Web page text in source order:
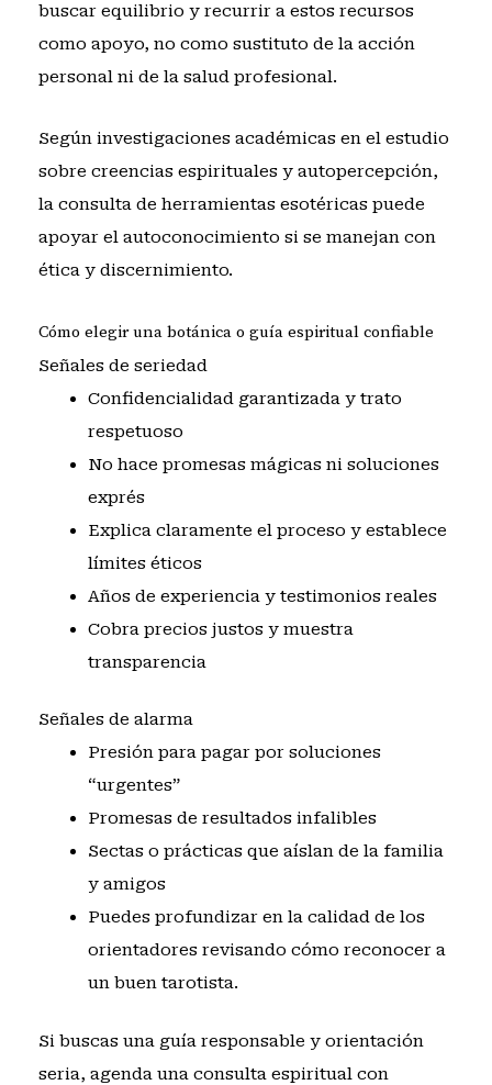
buscar equilibrio y recurrir a estos recursos
como apoyo, no como sustituto de la acción
personal ni de la salud profesional.
Según investigaciones académicas en el estudio
sobre creencias espirituales y autopercepción,
la consulta de herramientas esotéricas puede
apoyar el autoconocimiento si se manejan con
ética y discernimiento.
Cómo elegir una botánica o guía espiritual confiable
Señales de seriedad
Confidencialidad garantizada y trato
respetuoso
No hace promesas mágicas ni soluciones
exprés
Explica claramente el proceso y establece
límites éticos
Años de experiencia y testimonios reales
Cobra precios justos y muestra
transparencia
Señales de alarma
Presión para pagar por soluciones
“urgentes”
Promesas de resultados infalibles
Sectas o prácticas que aíslan de la familia
y amigos
Puedes profundizar en la calidad de los
orientadores revisando cómo reconocer a
un buen tarotista.
Si buscas una guía responsable y orientación
seria, agenda una consulta espiritual con